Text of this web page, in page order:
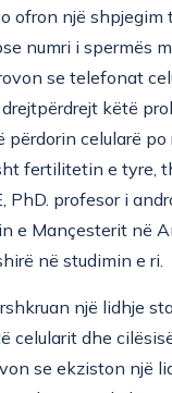
numri i spermës
se telefonat
këtë
përdorin celularë po
fertilitetin e tyre,
PhD. profesor i
e Mançesterit në
në studimin e ri.
celularit dhe
se ekziston një
kanë spekuluar